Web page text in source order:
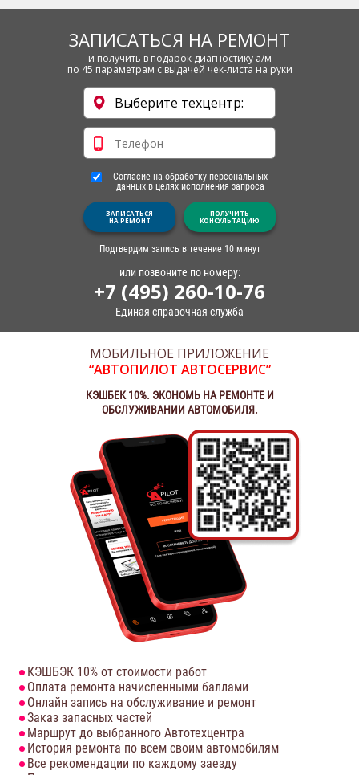
ЗАПИСАТЬСЯ НА РЕМОНТ
и получить в подарок диагностику а/м
по 45 параметрам с выдачей чек-листа на руки
Согласие на обработку персональных
данных в целях исполнения запроса
ЗАПИСАТЬСЯ
НА РЕМОНТ
ПОЛУЧИТЬ
КОНСУЛЬТАЦИЮ
Подтвердим запись в течение 10 минут
или позвоните по номеру:
+7 (495) 260-10-76
Единая справочная служба
МОБИЛЬНОЕ ПРИЛОЖЕНИЕ
“АВТОПИЛОТ АВТОСЕРВИС”
КЭШБЕК 10%. ЭКОНОМЬ НА РЕМОНТЕ И
ОБСЛУЖИВАНИИ АВТОМОБИЛЯ.
КЭШБЭК 10% от стоимости работ
Оплата ремонта начисленными баллами
Онлайн запись на обслуживание и ремонт
Заказ запасных частей
Маршрут до выбранного Автотехцентра
История ремонта по всем своим автомобилям
Все рекомендации по каждому заезду